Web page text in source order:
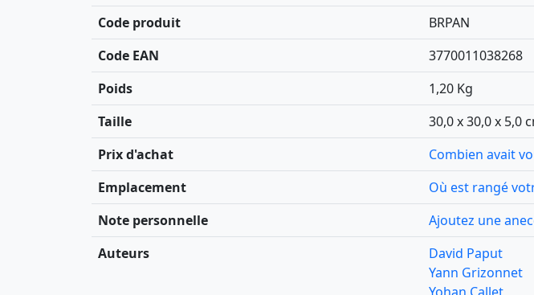
Code produit
BRPAN
Code EAN
3770011038268
Poids
1,20 Kg
Taille
30,0 x 30,0 x 5,0
Prix d'achat
Combien avait
Emplacement
Où est rangé
Note personnelle
Ajoutez une
Auteurs
David Paput
Yann Grizonnet